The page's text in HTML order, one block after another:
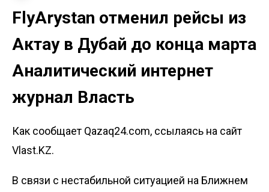
FlyArystan отменил рейсы из
Актау в Дубай до конца марта
Аналитический интернет
журнал Власть
Как сообщает Qazaq24.com, ссылаясь на сайт
Vlast.KZ.
В связи с нестабильной ситуацией на Ближнем